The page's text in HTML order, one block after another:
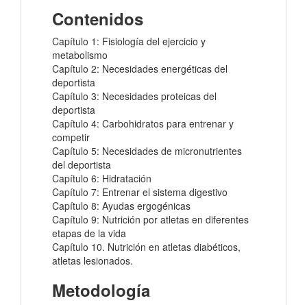
Contenidos
Capítulo 1: Fisiología del ejercicio y
metabolismo
Capítulo 2: Necesidades energéticas del
deportista
Capítulo 3: Necesidades proteicas del
deportista
Capítulo 4: Carbohidratos para entrenar y
competir
Capítulo 5: Necesidades de micronutrientes
del deportista
Capítulo 6: Hidratación
Capítulo 7: Entrenar el sistema digestivo
Capítulo 8: Ayudas ergogénicas
Capítulo 9: Nutrición por atletas en diferentes
etapas de la vida
Capítulo 10. Nutrición en atletas diabéticos,
atletas lesionados.
Metodología